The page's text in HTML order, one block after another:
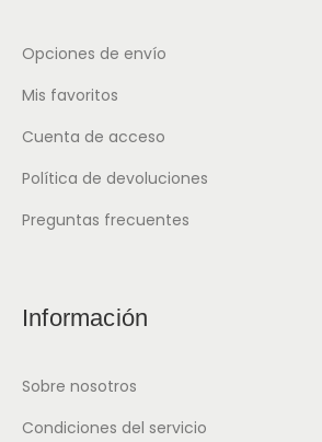
Opciones de envío
Mis favoritos
Cuenta de acceso
Política de devoluciones
Preguntas frecuentes
Información
Sobre nosotros
Condiciones del servicio